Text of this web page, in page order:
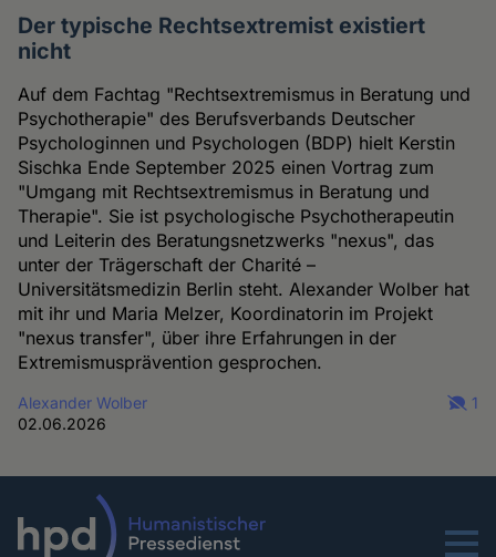
Der typische Rechtsextremist existiert
nicht
Auf dem Fachtag "Rechtsextremismus in Beratung und
Psychotherapie" des Berufsverbands Deutscher
Psychologinnen und Psychologen (BDP) hielt Kerstin
Sischka Ende September 2025 einen Vortrag zum
"Umgang mit Rechtsextremismus in Beratung und
Therapie". Sie ist psychologische Psychotherapeutin
und Leiterin des Beratungsnetzwerks "nexus", das
unter der Trägerschaft der Charité –
Universitätsmedizin Berlin steht. Alexander Wolber hat
mit ihr und Maria Melzer, Koordinatorin im Projekt
"nexus transfer", über ihre Erfahrungen in der
Extremismusprävention gesprochen.
Alexander Wolber
02.06.2026
1
Menu